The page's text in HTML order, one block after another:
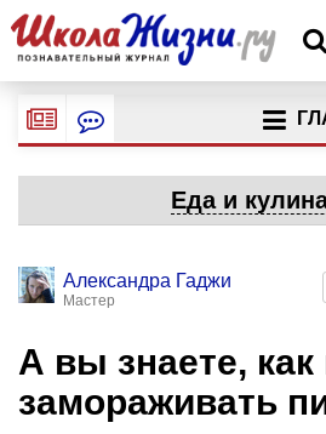
Еда и
Александра Гаджи
Мастер
А вы знаете,
замораживать